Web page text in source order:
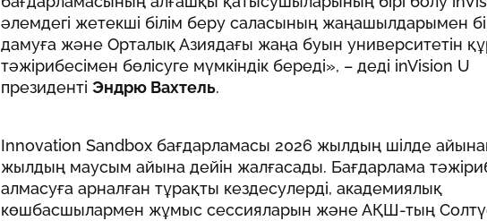
әлемдегі жетекші білім беру саласының жаңашылдарымен
дамуға және Орталық Азиядағы жаңа буын университетін
тәжірибесімен бөлісуге мүмкіндік береді», – деді inVision U
президенті Эндрю Вахтель.
Innovation Sandbox бағдарламасы 2026 жылдың шілде
жылдың маусым айына дейін жалғасады. Бағдарлама
алмасуға арналған тұрақты кездесулерді, академиялық
көшбасшылармен жұмыс сессияларын және АҚШ-тың